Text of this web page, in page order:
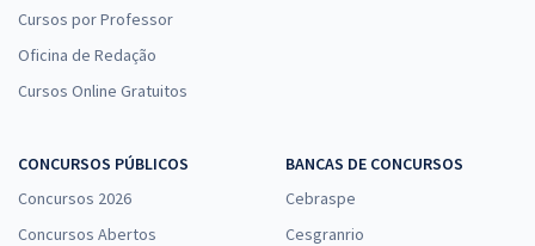
Cursos por Professor
Oficina de Redação
Cursos Online Gratuitos
CONCURSOS PÚBLICOS
Concursos 2026
Concursos Abertos
BANCAS DE CONCURSOS
Cebraspe
Cesgranrio